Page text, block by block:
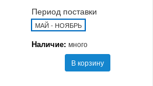
Период поставки
МАЙ - НОЯБРЬ
Наличие: много
В корзину